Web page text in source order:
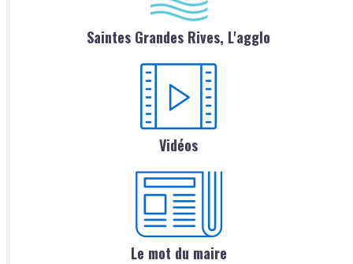
Saintes Grandes Rives, L'agglo
Vidéos
Le mot du maire